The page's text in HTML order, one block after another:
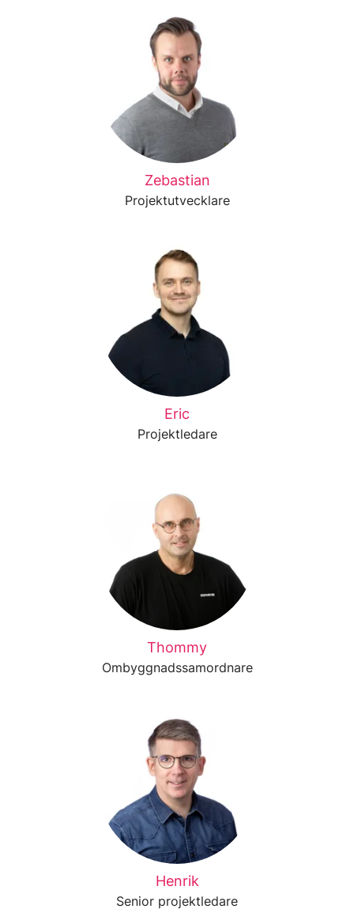
Zebastian
Projektutvecklare
Eric
Projektledare
Thommy
Ombyggnadssamordnare
Henrik
Senior projektledare